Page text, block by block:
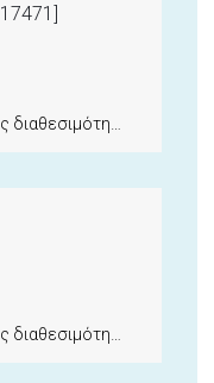
διαθεσιμότητα
διαθεσιμότητα